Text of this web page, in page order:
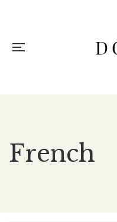
French